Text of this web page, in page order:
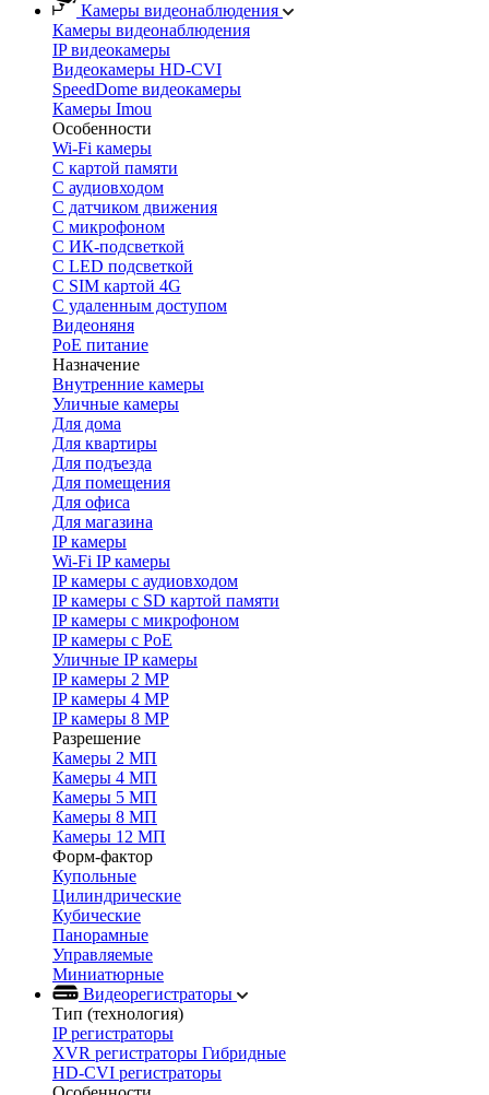
Камеры видеонаблюдения
Камеры видеонаблюдения
IP видеокамеры
Видеокамеры HD-CVI
SpeedDome видеокамеры
Камеры Imou
Особенности
Wi-Fi камеры
С картой памяти
С аудиовходом
С датчиком движения
С микрофоном
С ИК-подсветкой
С LED подсветкой
C SIM картой 4G
C удаленным доступом
Видеоняня
PoE питание
Назначение
Внутренние камеры
Уличные камеры
Для дома
Для квартиры
Для подъезда
Для помещения
Для офиса
Для магазина
IP камеры
Wi-Fi IP камеры
IP камеры с аудиовходом
IP камеры с SD картой памяти
IP камеры с микрофоном
IP камеры с PoE
Уличные IP камеры
IP камеры 2 MP
IP камеры 4 MP
IP камеры 8 MP
Разрешение
Камеры 2 МП
Камеры 4 МП
Камеры 5 МП
Камеры 8 МП
Камеры 12 МП
Форм-фактор
Купольные
Цилиндрические
Кубические
Панорамные
Управляемые
Миниатюрные
Видеорегистраторы
Тип (технология)
IP регистраторы
XVR регистраторы Гибридные
HD-CVI регистраторы